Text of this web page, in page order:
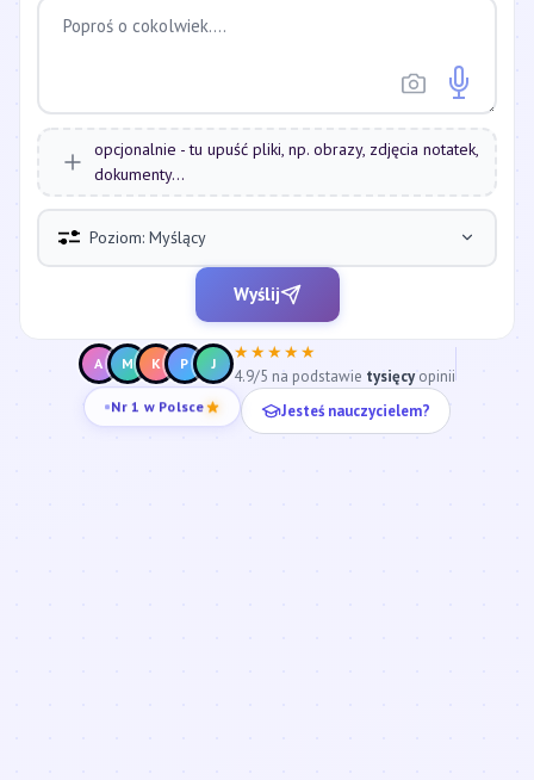
opcjonalnie - tu upuść pliki, np. obrazy, zdjęcia notatek,
dokumenty...
Poziom: Myślący
Wyślij
A M K P J
★★★★★
4.9/5 na podstawie tysięcyopinii
Nr 1 w Polsce Jesteś nauczycielem?